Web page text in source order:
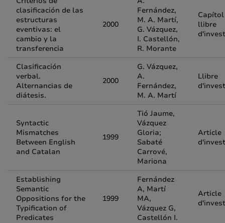
clasificación de las
estructuras
eventivas: el
cambio y la
transferencia
2000
Fernández,
M. A. Martí,
G. Vázquez,
I. Castellón,
R. Morante
llibre
Clasificación
verbal.
Alternancias de
diátesis.
2000
G. Vázquez,
A.
Fernández,
M. A. Martí
Llibre
Syntactic
Mismatches
Between English
and Catalan
1999
Tió Jaume,
Vázquez
Gloria;
Sabaté
Carrové,
Mariona
Article
Establishing
Semantic
Oppositions for the
Typification of
Predicates
1999
Fernández
A, Martí
MA,
Vázquez G,
Castellón I.
Article